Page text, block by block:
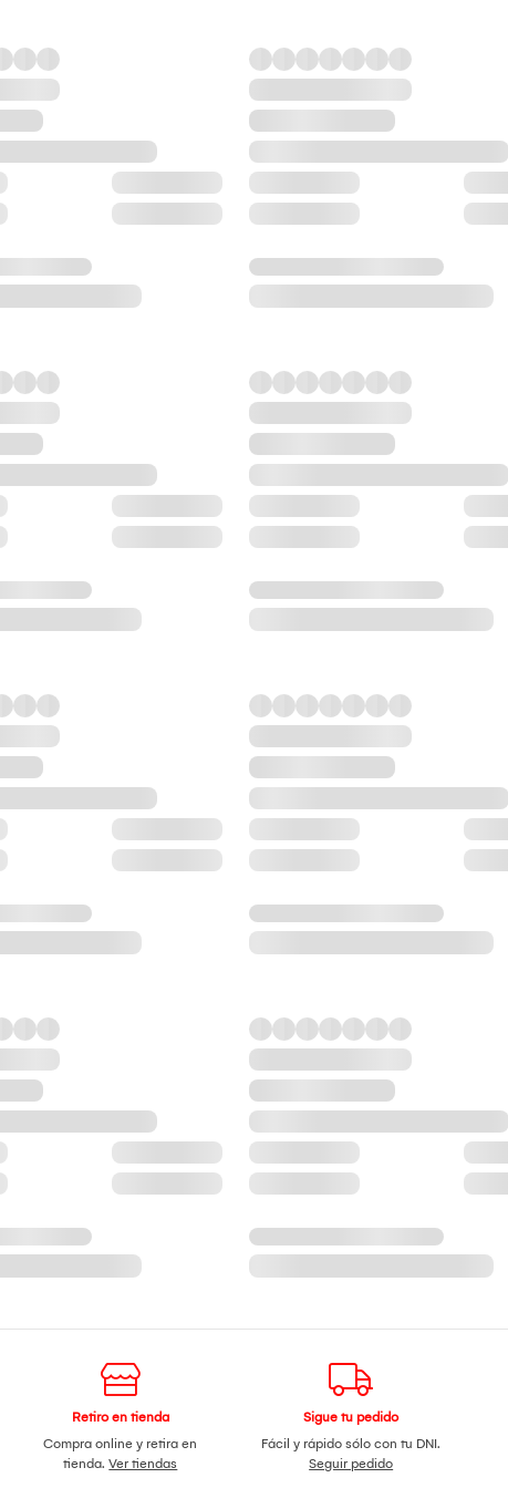
Retiro en tienda
Compra online y retira en
tienda.Ver tiendas
Sigue tu pedido
Fácil y rápido sólo con tu DNI.
Seguir pedido